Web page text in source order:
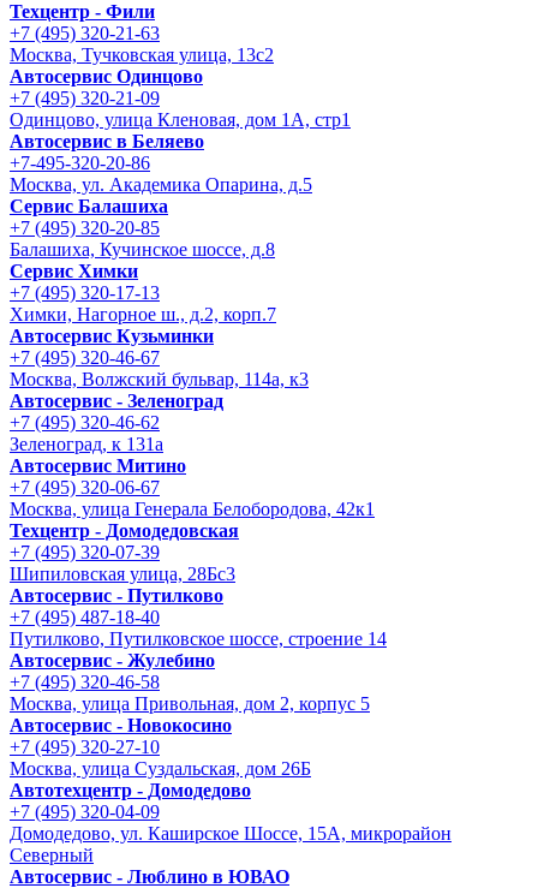
Техцентр - Фили
+7 (495) 320-21-63
Москва, Тучковская улица, 13с2
Автосервис Одинцово
+7 (495) 320-21-09
Одинцово, улица Кленовая, дом 1А, стр1
Автосервис в Беляево
+7-495-320-20-86
Москва, ул. Академика Опарина, д.5
Сервис Балашиха
+7 (495) 320-20-85
Балашиха, Кучинское шоссе, д.8
Сервис Химки
+7 (495) 320-17-13
Химки, Нагорное ш., д.2, корп.7
Автосервис Кузьминки
+7 (495) 320-46-67
Москва, Волжский бульвар, 114а, к3
Автосервис - Зеленоград
+7 (495) 320-46-62
Зеленоград, к 131а
Автосервис Митино
+7 (495) 320-06-67
Москва, улица Генерала Белобородова, 42к1
Техцентр - Домодедовская
+7 (495) 320-07-39
Шипиловская улица, 28Бс3
Автосервис - Путилково
+7 (495) 487-18-40
Путилково, Путилковское шоссе, строение 14
Автосервис - Жулебино
+7 (495) 320-46-58
Москва, улица Привольная, дом 2, корпус 5
Автосервис - Новокосино
+7 (495) 320-27-10
Москва, улица Суздальская, дом 26Б
Автотехцентр - Домодедово
+7 (495) 320-04-09
Домодедово, ул. Каширское Шоссе, 15А, микрорайон
Северный
Автосервис - Люблино в ЮВАО